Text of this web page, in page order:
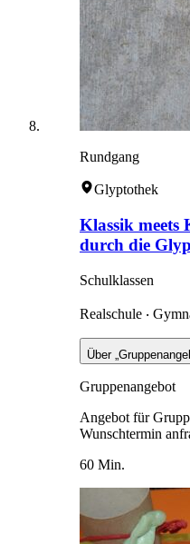
Rundgang
Glyptothek
Klassik meets
durch die
Schulklassen
Realschule ‧
Über
Gruppenangebot
Angebot für
Wunschtermin
60 Min.